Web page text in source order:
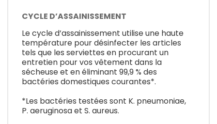
CYCLE D’ASSAINISSEMENT
Le cycle d’assainissement utilise une haute
température pour désinfecter les articles
tels que les serviettes en procurant un
entretien pour vos vêtement dans la
sécheuse et en éliminant 99,9 % des
bactéries domestiques courantes*.
*Les bactéries testées sont K. pneumoniae,
P. aeruginosa et S. aureus.